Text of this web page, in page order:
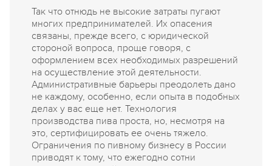
Так что отнюдь не высокие затраты пугают
многих предпринимателей. Их опасения
связаны, прежде всего, с юридической
стороной вопроса, проще говоря, с
оформлением всех необходимых разрешений
на осуществление этой деятельности.
Административные барьеры преодолеть дано
не каждому, особенно, если опыта в подобных
делах у вас еще нет. Технология
производства пива проста, но, несмотря на
это, сертифицировать ее очень тяжело.
Ограничения по пивному бизнесу в России
приводят к тому, что ежегодно сотни